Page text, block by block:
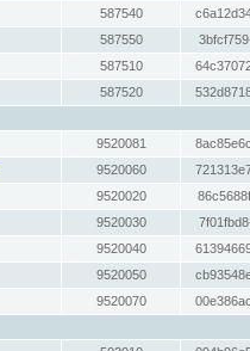
587540
587550
587510
587520
9520081
9520060
9520020
9520030
9520040
9520050
9520070